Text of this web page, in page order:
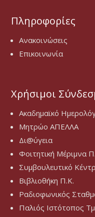
Πληροφορίες
Ανακοινώσεις
Επικοινωνία
Χρήσιμοι
Ακαδημαϊκό
Μητρώο ΑΠΕΛΛΑ
Δι@ύγεια
Φοιτητική Μέριμνα
Συμβουλευτικό
Βιβλιοθήκη Π.Κ.
Ραδιοφωνικός
Παλιός Ιστότοπος